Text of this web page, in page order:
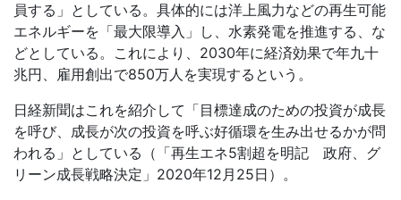
員する」としている。具体的には洋上風力などの再生可能
エネルギーを「最大限導入」し、水素発電を推進する、な
どとしている。これにより、2030年に経済効果で年九十
兆円、雇用創出で850万人を実現するという。
日経新聞はこれを紹介して「目標達成のための投資が成長
を呼び、成長が次の投資を呼ぶ好循環を生み出せるかが問
われる」としている（「再生エネ5割超を明記 政府、グ
リーン成長戦略決定」2020年12月25日）。